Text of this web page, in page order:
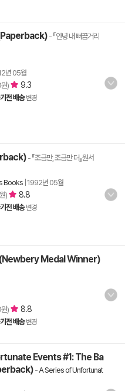
- 『안녕 내 뻐끔거리
년 05월
) 9.3
전 배송 변경
- 『조금만, 조금만 더』원서
Books 1992년 05월
) 8.8
전 배송 변경
Medal Winner)
) 8.8
전 배송 변경
Events #1: The Ba
-A Series of Unfortunat